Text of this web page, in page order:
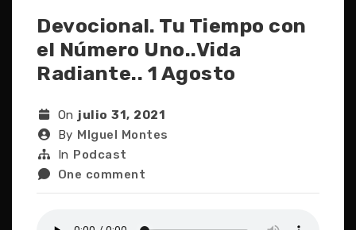
Devocional. Tu Tiempo con
el Número Uno..Vida
Radiante.. 1 Agosto
On julio 31, 2021
By MIguel Montes
In Podcast
One comment